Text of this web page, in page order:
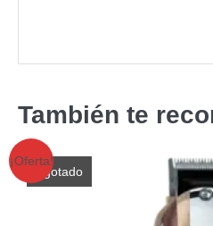
También te
¡Oferta!
Agotado